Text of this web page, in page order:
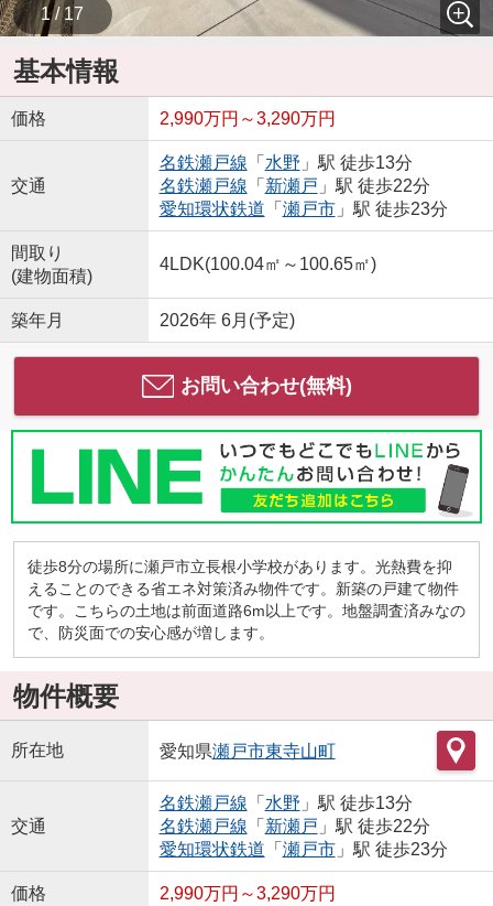
1 / 17
基本情報
価格 2,990万円～3,290万円
交通
名鉄瀬戸線 「 水野 」駅 徒歩13分
名鉄瀬戸線 「 新瀬戸 」駅 徒歩22分
愛知環状鉄道 「 瀬戸市」駅 徒歩23分
間取り
(建物面積)
4LDK(100.04㎡～100.65㎡)
築年月 2026年 6月(予定)
お問い合わせ(無料)
徒歩8分の場所に瀬戸市立長根小学校があります。光熱費を抑
えることのできる省エネ対策済み物件です。新築の戸建て物件
です。こちらの土地は前面道路6m以上です。地盤調査済みなの
で、防災面での安心感が増します。
物件概要
所在地 愛知県瀬戸市東寺山町
交通
名鉄瀬戸線 「 水野 」駅 徒歩13分
名鉄瀬戸線 「 新瀬戸 」駅 徒歩22分
愛知環状鉄道 「 瀬戸市」駅 徒歩23分
価格 2,990万円～3,290万円